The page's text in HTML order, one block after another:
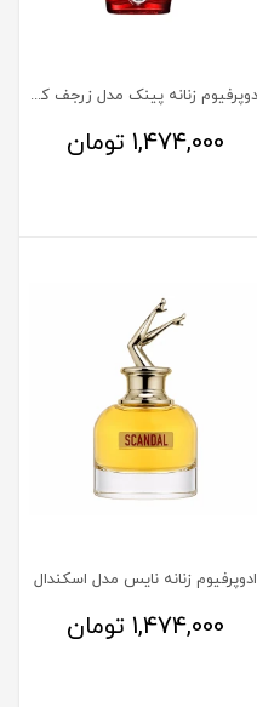
ادوپرفیوم زنانه پینک مدل زرجف کازاموراتی بوکت آیدل
1,474,000 تومان
ادوپرفیوم زنانه نایس مدل اسکندال
1,474,000 تومان